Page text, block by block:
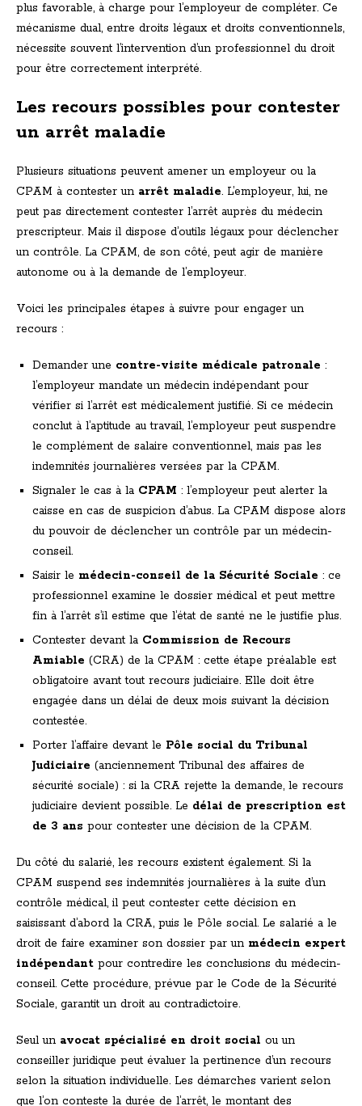
plus favorable, à charge pour l’employeur de compléter. Ce
mécanisme dual, entre droits légaux et droits conventionnels,
nécessite souvent l’intervention d’un professionnel du droit
pour être correctement interprété.
Les recours possibles pour contester
un arrêt maladie
Plusieurs situations peuvent amener un employeur ou la
CPAM à contester un arrêt maladie. L’employeur, lui, ne
peut pas directement contester l’arrêt auprès du médecin
prescripteur. Mais il dispose d’outils légaux pour déclencher
un contrôle. La CPAM, de son côté, peut agir de manière
autonome ou à la demande de l’employeur.
Voici les principales étapes à suivre pour engager un
recours :
Demander une contre-visite médicale patronale :
l’employeur mandate un médecin indépendant pour
vérifier si l’arrêt est médicalement justifié. Si ce médecin
conclut à l’aptitude au travail, l’employeur peut suspendre
le complément de salaire conventionnel, mais pas les
indemnités journalières versées par la CPAM.
Signaler le cas à la CPAM : l’employeur peut alerter la
caisse en cas de suspicion d’abus. La CPAM dispose alors
du pouvoir de déclencher un contrôle par un médecin-
conseil.
Saisir le médecin-conseil de la Sécurité Sociale : ce
professionnel examine le dossier médical et peut mettre
fin à l’arrêt s’il estime que l’état de santé ne le justifie plus.
Contester devant la Commission de Recours
Amiable (CRA) de la CPAM : cette étape préalable est
obligatoire avant tout recours judiciaire. Elle doit être
engagée dans un délai de deux mois suivant la décision
contestée.
Porter l’affaire devant le Pôle social du Tribunal
Judiciaire (anciennement Tribunal des affaires de
sécurité sociale) : si la CRA rejette la demande, le recours
judiciaire devient possible. Le délai de prescription est
de 3 ans pour contester une décision de la CPAM.
Du côté du salarié, les recours existent également. Si la
CPAM suspend ses indemnités journalières à la suite d’un
contrôle médical, il peut contester cette décision en
saisissant d’abord la CRA, puis le Pôle social. Le salarié a le
droit de faire examiner son dossier par un médecin expert
indépendant pour contredire les conclusions du médecin-
conseil. Cette procédure, prévue par le Code de la Sécurité
Sociale, garantit un droit au contradictoire.
Seul un avocat spécialisé en droit social ou un
conseiller juridique peut évaluer la pertinence d’un recours
selon la situation individuelle. Les démarches varient selon
que l’on conteste la durée de l’arrêt, le montant des